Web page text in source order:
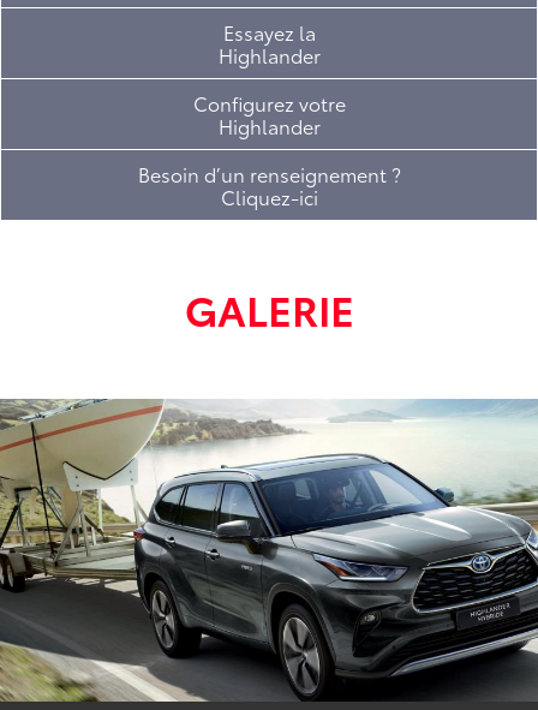
Essayez la
Highlander
Configurez votre
Highlander
Besoin d’un renseignement ?
Cliquez-ici
GALERIE